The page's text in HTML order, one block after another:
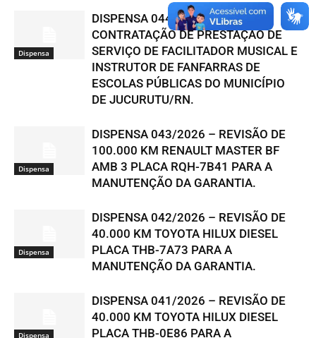
Dispensa
DISPENSA 044/2026 –
CONTRATAÇÃO DE PRESTAÇÃO DE
SERVIÇO DE FACILITADOR MUSICAL E
INSTRUTOR DE FANFARRAS DE
ESCOLAS PÚBLICAS DO MUNICÍPIO
DE JUCURUTU/RN.
Dispensa
DISPENSA 043/2026 – REVISÃO DE
100.000 KM RENAULT MASTER BF
AMB 3 PLACA RQH-7B41 PARA A
MANUTENÇÃO DA GARANTIA.
Dispensa
DISPENSA 042/2026 – REVISÃO DE
40.000 KM TOYOTA HILUX DIESEL
PLACA THB-7A73 PARA A
MANUTENÇÃO DA GARANTIA.
Dispensa
DISPENSA 041/2026 – REVISÃO DE
40.000 KM TOYOTA HILUX DIESEL
PLACA THB-0E86 PARA A